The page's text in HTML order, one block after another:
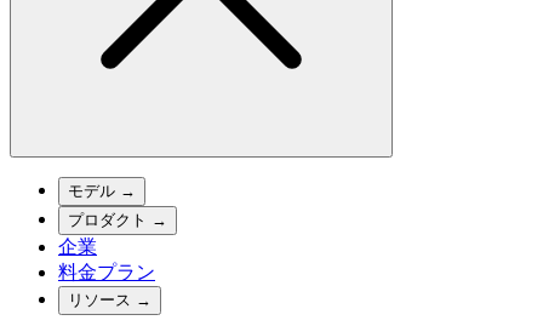
モデル →
プロダクト →
企業
料金プラン
リソース →